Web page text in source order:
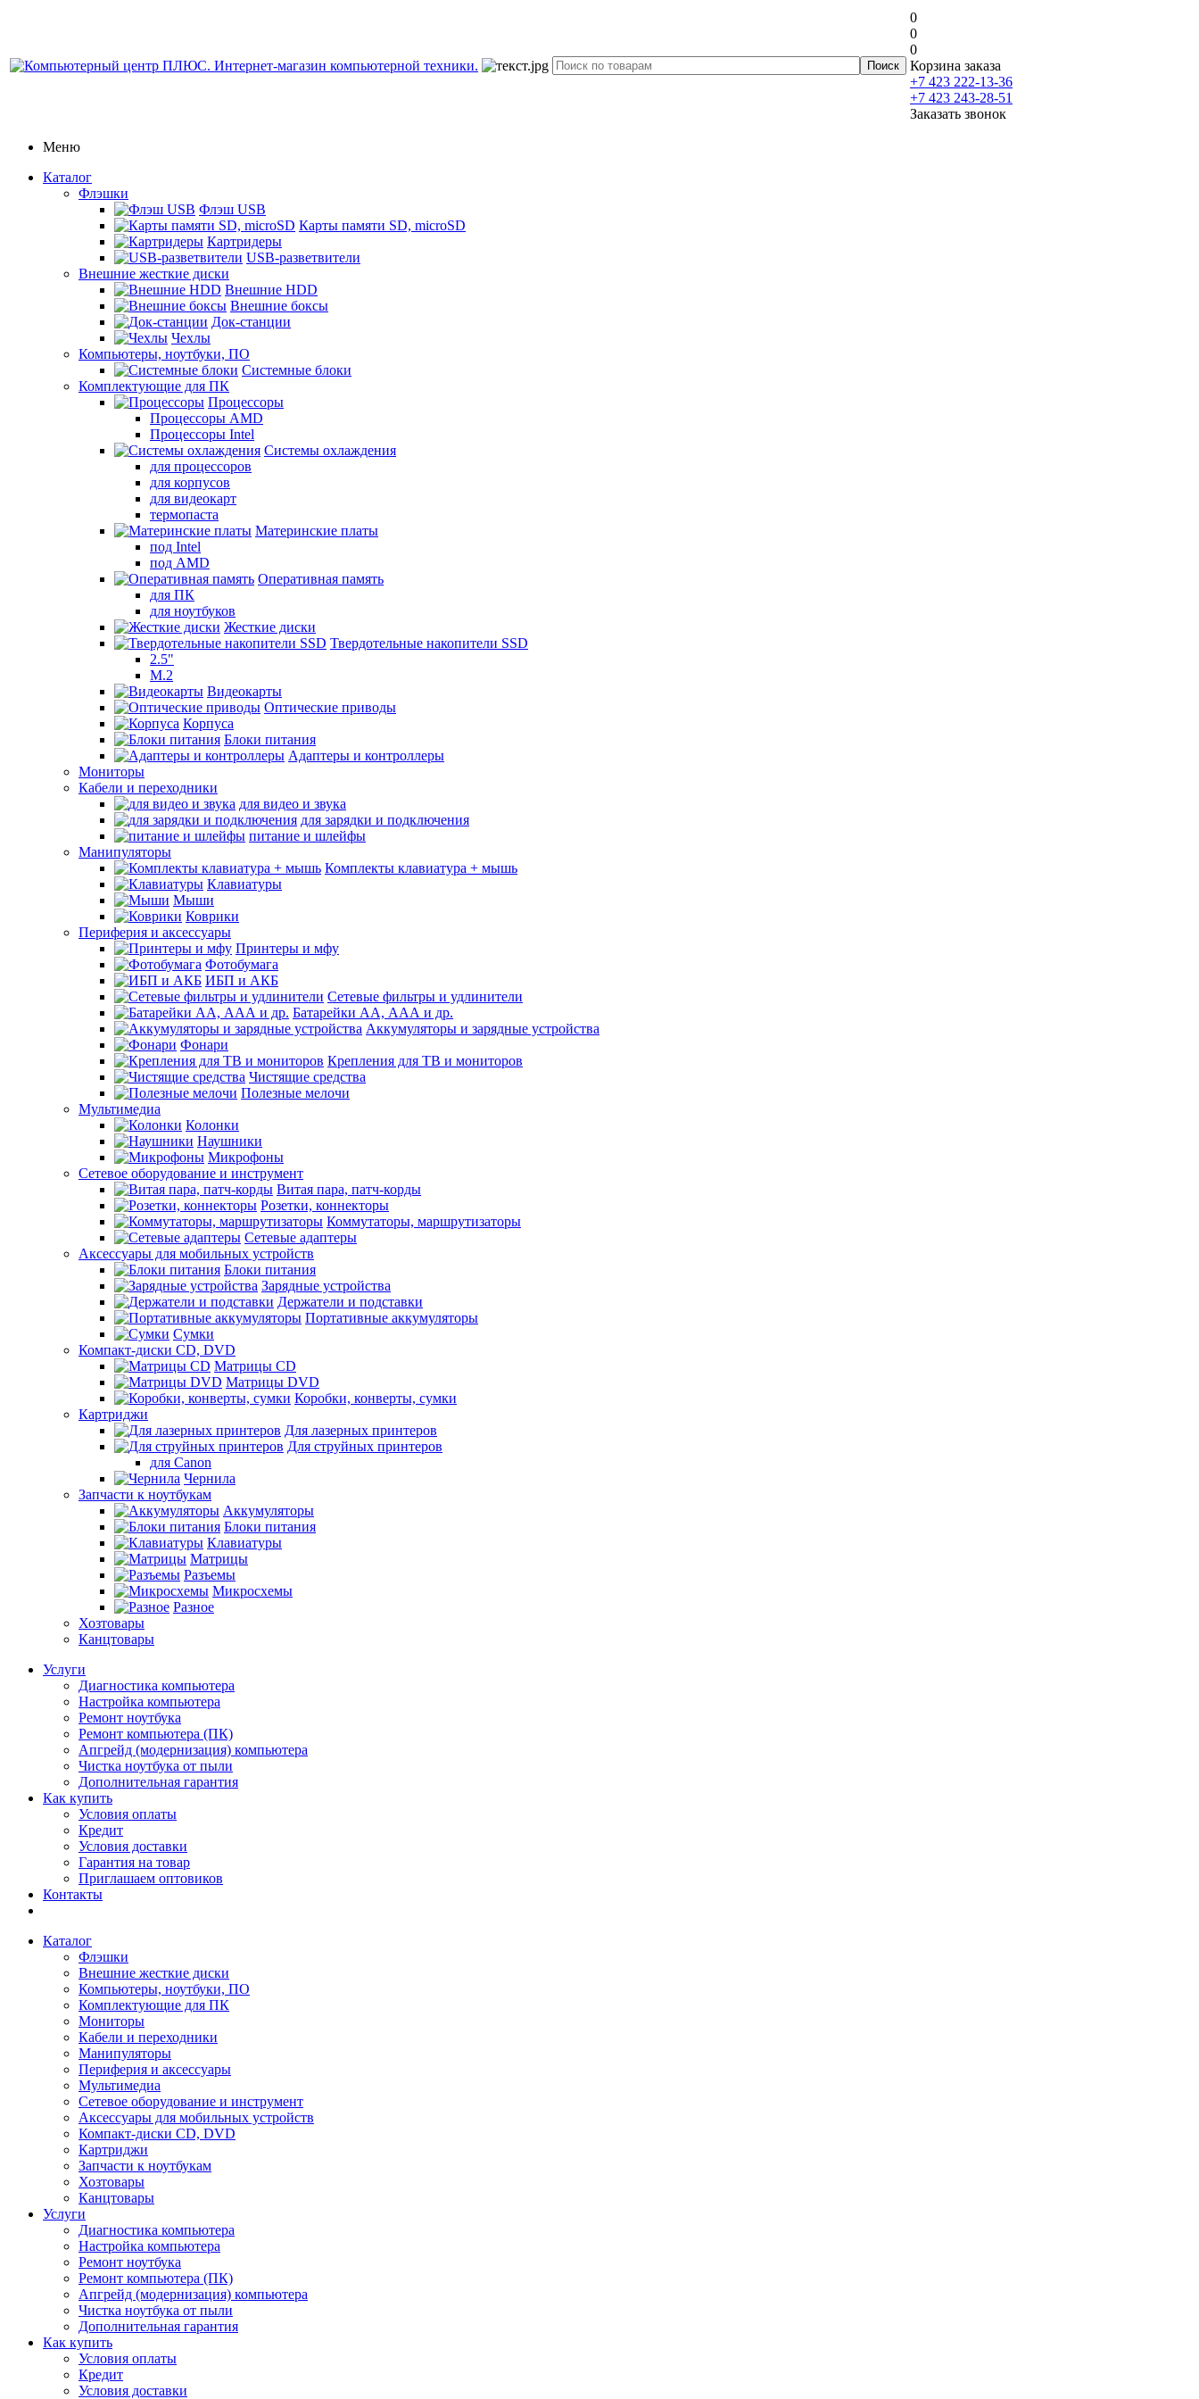
0
0
0
Корзина заказа
+7 423 222-13-36
+7 423 243-28-51
Заказать звонок
Меню
Каталог
Флэшки
Флэш USB
Карты памяти SD, microSD
Картридеры
USB-разветвители
Внешние жесткие диски
Внешние HDD
Внешние боксы
Док-станции
Чехлы
Компьютеры, ноутбуки, ПО
Системные блоки
Комплектующие для ПК
Процессоры
Процессоры AMD
Процессоры Intel
Системы охлаждения
для процессоров
для корпусов
для видеокарт
термопаста
Материнские платы
под Intel
под AMD
Оперативная память
для ПК
для ноутбуков
Жесткие диски
Твердотельные накопители SSD
2.5"
M.2
Видеокарты
Оптические приводы
Корпуса
Блоки питания
Адаптеры и контроллеры
Мониторы
Кабели и переходники
для видео и звука
для зарядки и подключения
питание и шлейфы
Манипуляторы
Комплекты клавиатура + мышь
Клавиатуры
Мыши
Коврики
Периферия и аксессуары
Принтеры и мфу
Фотобумага
ИБП и АКБ
Сетевые фильтры и удлинители
Батарейки АА, ААА и др.
Аккумуляторы и зарядные устройства
Фонари
Крепления для ТВ и мониторов
Чистящие средства
Полезные мелочи
Мультимедиа
Колонки
Наушники
Микрофоны
Сетевое оборудование и инструмент
Витая пара, патч-корды
Розетки, коннекторы
Коммутаторы, маршрутизаторы
Сетевые адаптеры
Аксессуары для мобильных устройств
Блоки питания
Зарядные устройства
Держатели и подставки
Портативные аккумуляторы
Сумки
Компакт-диски CD, DVD
Матрицы CD
Матрицы DVD
Коробки, конверты, сумки
Картриджи
Для лазерных принтеров
Для струйных принтеров
для Canon
Чернила
Запчасти к ноутбукам
Аккумуляторы
Блоки питания
Клавиатуры
Матрицы
Разъемы
Микросхемы
Разное
Хозтовары
Канцтовары
Услуги
Диагностика компьютера
Настройка компьютера
Ремонт ноутбука
Ремонт компьютера (ПК)
Апгрейд (модернизация) компьютера
Чистка ноутбука от пыли
Дополнительная гарантия
Как купить
Условия оплаты
Кредит
Условия доставки
Гарантия на товар
Приглашаем оптовиков
Контакты
Каталог
Флэшки
Внешние жесткие диски
Компьютеры, ноутбуки, ПО
Комплектующие для ПК
Мониторы
Кабели и переходники
Манипуляторы
Периферия и аксессуары
Мультимедиа
Сетевое оборудование и инструмент
Аксессуары для мобильных устройств
Компакт-диски CD, DVD
Картриджи
Запчасти к ноутбукам
Хозтовары
Канцтовары
Услуги
Диагностика компьютера
Настройка компьютера
Ремонт ноутбука
Ремонт компьютера (ПК)
Апгрейд (модернизация) компьютера
Чистка ноутбука от пыли
Дополнительная гарантия
Как купить
Условия оплаты
Кредит
Условия доставки